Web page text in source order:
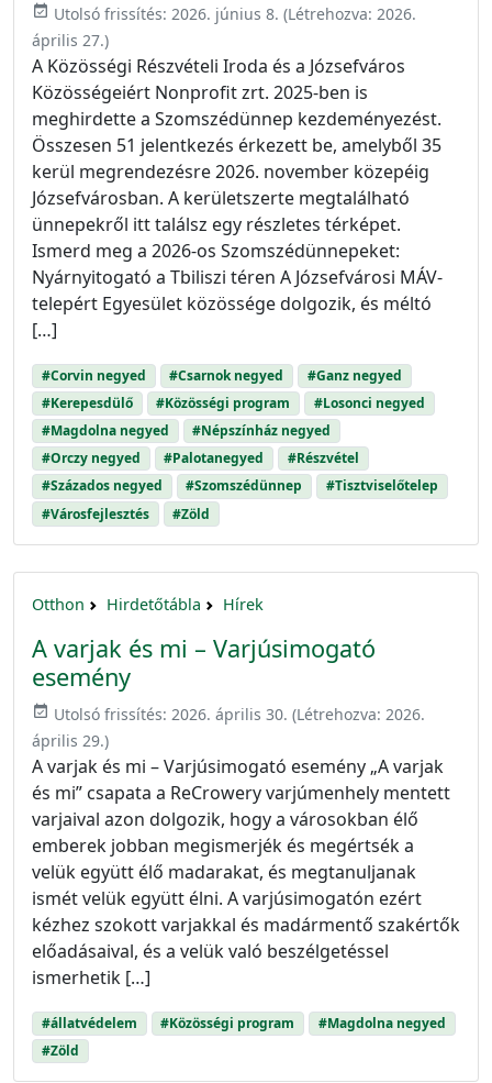
event_available Utolsó frissítés: 2026. június 8. (Létrehozva: 2026.
április 27.)
A Közösségi Részvételi Iroda és a Józsefváros
Közösségeiért Nonprofit zrt. 2025-ben is
meghirdette a Szomszédünnep kezdeményezést.
Összesen 51 jelentkezés érkezett be, amelyből 35
kerül megrendezésre 2026. november közepéig
Józsefvárosban. A kerületszerte megtalálható
ünnepekről itt találsz egy részletes térképet.
Ismerd meg a 2026-os Szomszédünnepeket:
Nyárnyitogató a Tbiliszi téren A Józsefvárosi MÁV-
telepért Egyesület közössége dolgozik, és méltó
[…]
#Corvin negyed #Csarnok negyed
#Ganz negyed
#Kerepesdülő
#Közösségi program
#Losonci negyed
#Magdolna negyed
#Népszínház negyed
#Orczy negyed
#Palotanegyed
#Részvétel
#Százados negyed
#Szomszédünnep
#Tisztviselőtelep
#Városfejlesztés
#Zöld
Otthon Hirdetőtábla Hírek
A varjak és mi – Varjúsimogató
esemény
event_available Utolsó frissítés: 2026. április 30. (Létrehozva: 2026.
április 29.)
A varjak és mi – Varjúsimogató esemény „A varjak
és mi” csapata a ReCrowery varjúmenhely mentett
varjaival azon dolgozik, hogy a városokban élő
emberek jobban megismerjék és megértsék a
velük együtt élő madarakat, és megtanuljanak
ismét velük együtt élni. A varjúsimogatón ezért
kézhez szokott varjakkal és madármentő szakértők
előadásaival, és a velük való beszélgetéssel
ismerhetik […]
#állatvédelem #Közösségi program
#Magdolna negyed
#Zöld